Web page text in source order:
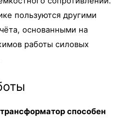
пользуются другими
основанными на
работы силовых
способен